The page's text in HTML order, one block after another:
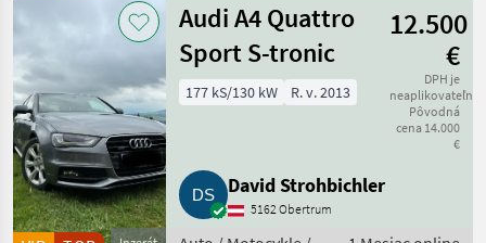
Audi A4 Quattro
Sport S-tronic
12.500
€
DPH je
neaplikovateľné
Pôvodná
cena 14.000
€
177 kS/130 kW R. v. 2013
David Strohbichler
5162 Obertrum